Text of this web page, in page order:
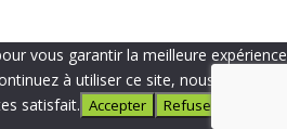
vous garantir la meilleure expérience
à utiliser ce site, nous
satisfait. Accepter
Refuser